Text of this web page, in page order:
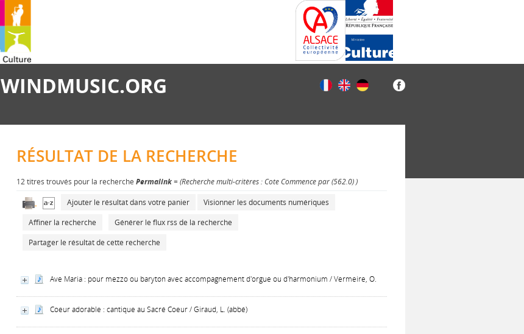
WINDMUSIC.ORG
RÉSULTAT DE LA RECHERCHE
12 titres trouvés pour la recherche Permalink= (Recherche multi-critères : Cote Commence par (562.0) )
Ajouter le résultat dans votre panier
Visionner les documents numériques
Affiner la recherche
Générer le flux rss de la recherche
Partager le résultat de cette recherche
Ave Maria : pour mezzo ou baryton avec accompagnement d'orgue ou d'harmonium / Vermeire, O.
Coeur adorable : cantique au Sacré Coeur / Giraud, L. (abbé)